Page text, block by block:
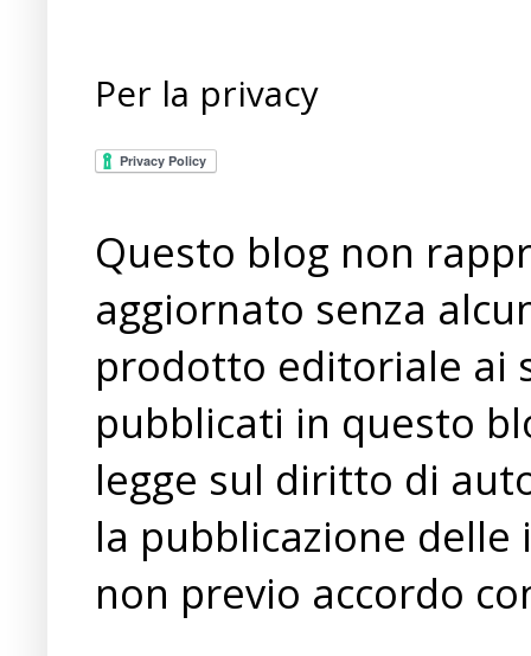
Per la privacy
Questo blog non
aggiornato senza
prodotto editoriale ai
pubblicati in questo
legge sul diritto di
la pubblicazione
non previo accordo